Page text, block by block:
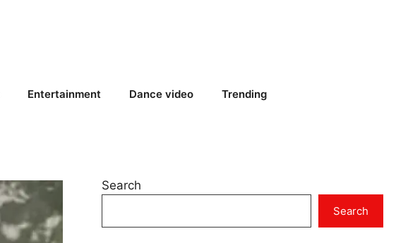
Entertainment Dance video Trending
Search
Search